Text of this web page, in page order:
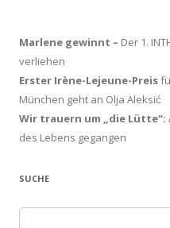
Marlene gewinnt – Der 1.
verliehen
Erster Irène-Lejeune-Preis
München geht an Olja Aleksić
Wir trauern um „die Lütte“:
des Lebens gegangen
SUCHE